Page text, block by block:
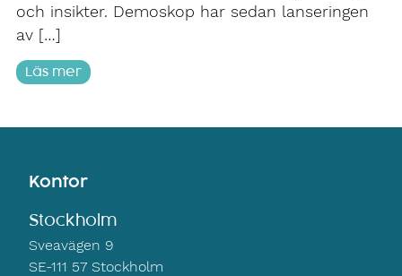
och insikter. Demoskop har sedan lanseringen
av […]
Läs mer
Kontor
Stockholm
Sveavägen 9
SE-111 57 Stockholm